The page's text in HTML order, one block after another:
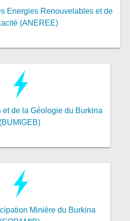
Energies Renouvelables et de
(ANEREE)
et de la Géologie du Burkina
(BUMIGEB)
Minière du Burkina